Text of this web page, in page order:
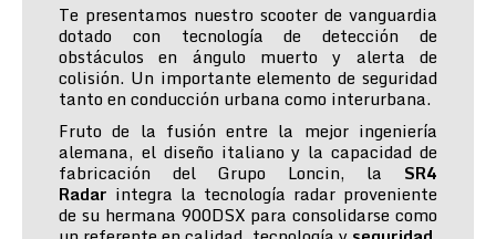
Te presentamos nuestro scooter de vanguardia
dotado con tecnología de detección de
obstáculos en ángulo muerto y alerta de
colisión. Un importante elemento de seguridad
tanto en conducción urbana como interurbana.
Fruto de la fusión entre la mejor ingeniería
alemana, el diseño italiano y la capacidad de
fabricación del Grupo Loncin, la SR4
Radar integra la tecnología radar proveniente
de su hermana 900DSX para consolidarse como